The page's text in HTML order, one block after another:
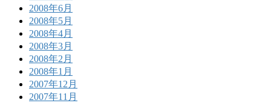
2008年6月
2008年5月
2008年4月
2008年3月
2008年2月
2008年1月
2007年12月
2007年11月